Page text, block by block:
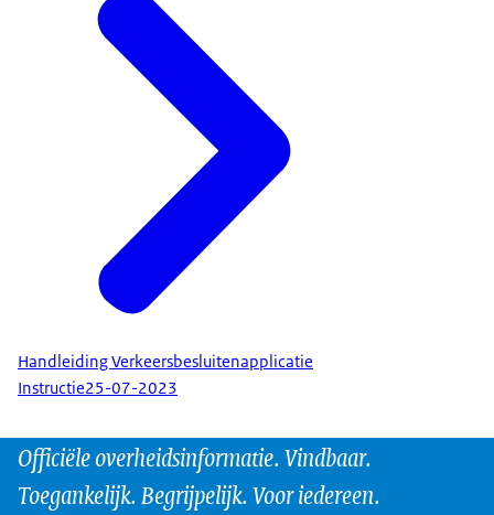
Handleiding Verkeersbesluitenapplicatie
Instructie25-07-2023
Officiële overheidsinformatie. Vindbaar.
Toegankelijk. Begrijpelijk. Voor iedereen.